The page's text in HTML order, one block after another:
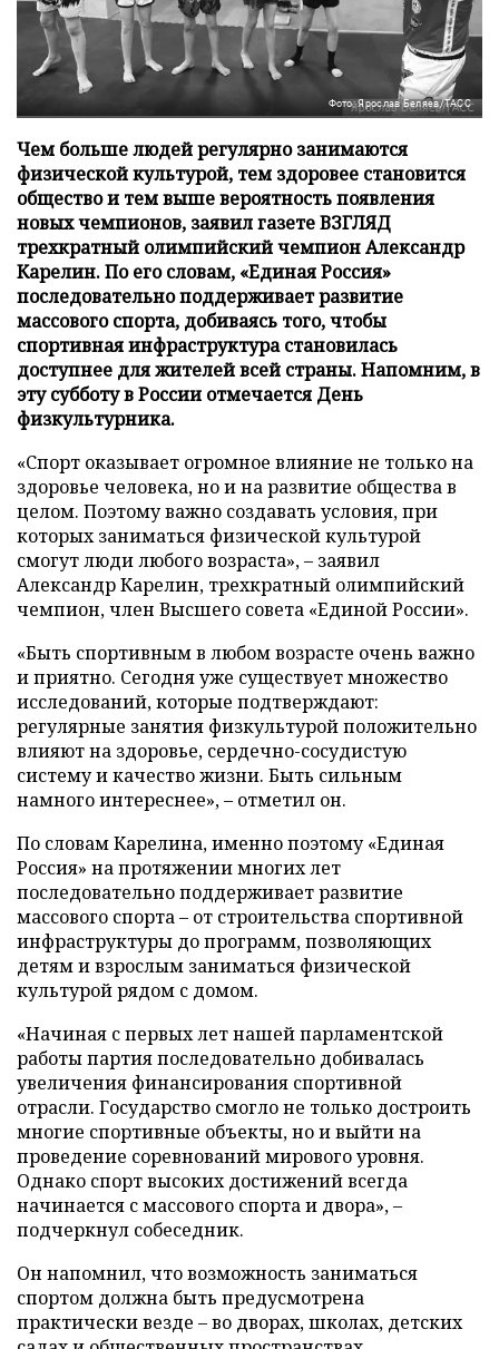
Фото: Ярослав Беляев/ТАСС
Чем больше людей регулярно занимаются
физической культурой, тем здоровее становится
общество и тем выше вероятность появления
новых чемпионов, заявил газете ВЗГЛЯД
трехкратный олимпийский чемпион Александр
Карелин. По его словам, «Единая Россия»
последовательно поддерживает развитие
массового спорта, добиваясь того, чтобы
спортивная инфраструктура становилась
доступнее для жителей всей страны. Напомним, в
эту субботу в России отмечается День
физкультурника.
«Спорт оказывает огромное влияние не только на
здоровье человека, но и на развитие общества в
целом. Поэтому важно создавать условия, при
которых заниматься физической культурой
смогут люди любого возраста», – заявил
Александр Карелин, трехкратный олимпийский
чемпион, член Высшего совета «Единой России».
«Быть спортивным в любом возрасте очень важно
и приятно. Сегодня уже существует множество
исследований, которые подтверждают:
регулярные занятия физкультурой положительно
влияют на здоровье, сердечно-сосудистую
систему и качество жизни. Быть сильным
намного интереснее», – отметил он.
По словам Карелина, именно поэтому «Единая
Россия» на протяжении многих лет
последовательно поддерживает развитие
массового спорта – от строительства спортивной
инфраструктуры до программ, позволяющих
детям и взрослым заниматься физической
культурой рядом с домом.
«Начиная с первых лет нашей парламентской
работы партия последовательно добивалась
увеличения финансирования спортивной
отрасли. Государство смогло не только достроить
многие спортивные объекты, но и выйти на
проведение соревнований мирового уровня.
Однако спорт высоких достижений всегда
начинается с массового спорта и двора», –
подчеркнул собеседник.
Он напомнил, что возможность заниматься
спортом должна быть предусмотрена
практически везде – во дворах, школах, детских